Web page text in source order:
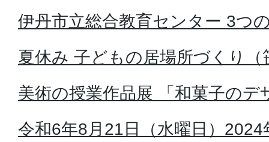
伊丹市立総合教育センター 3つ
夏休み 子どもの居場所づくり（
美術の授業作品展 「和菓子のデ
令和6年8月21日（水曜日）